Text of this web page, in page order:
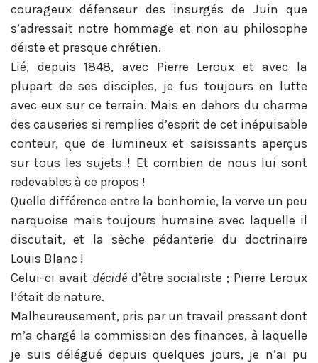
courageux défenseur des insurgés de Juin que
s’adressait notre hommage et non au philosophe
déiste et presque chrétien.
Lié, depuis 1848, avec Pierre Leroux et avec la
plupart de ses disciples, je fus toujours en lutte
avec eux sur ce terrain. Mais en dehors du charme
des causeries si remplies d’esprit de cet inépuisable
conteur, que de lumineux et saisissants aperçus
sur tous les sujets ! Et combien de nous lui sont
redevables à ce propos !
Quelle différence entre la bonhomie, la verve un peu
narquoise mais toujours humaine avec laquelle il
discutait, et la sèche pédanterie du doctrinaire
Louis Blanc !
Celui-ci avait décidéd’être socialiste ; Pierre Leroux
l’était de nature.
Malheureusement, pris par un travail pressant dont
m’a chargé la commission des finances, à laquelle
je suis délégué depuis quelques jours, je n’ai pu